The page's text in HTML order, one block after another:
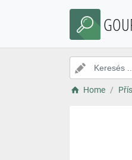
Home